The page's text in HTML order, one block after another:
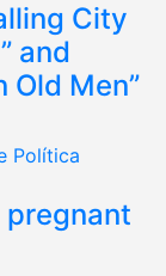
City
and
Old Men”
Política
pregnant